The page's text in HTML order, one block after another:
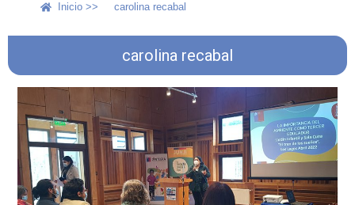
Inicio >> carolina recabal
carolina recabal